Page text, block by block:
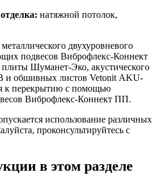
натяжной потолок,
двухуровневого
подвесов Виброфлекс-Коннект
Шуманет-Эко, акустического
и обшивных листов Vetonit AKU-
к перекрытию с помощью
Виброфлекс-Коннект ПП.
использование различных
проконсультируйтесь с
в этом разделе